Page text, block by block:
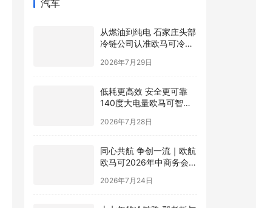
汽车
从燃油到纯电 石家庄头部
冷链公司认准欧马可冷藏
2026年7月29日
低耗更高效 安全更可靠
140度大电量欧马可智蓝
相
2026年7月28日
同心共航 争创一流｜欧航
欧马可2026年中商务会暨
2026年7月24日